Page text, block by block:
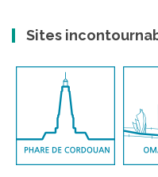
Sites